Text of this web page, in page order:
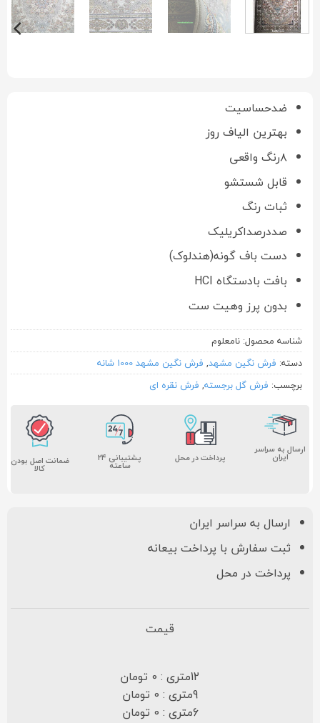
ضدحساسیت
بهترین الیاف روز
۸رنگ واقعی
قابل شستشو
ثبات رنگ
صددرصداکریلیک
دست باف گونه(هندلوک)
بافت بادستگاه HCI
بدون پرز وهیت ست
شناسه محصول: نامعلوم
دسته: فرش نگین مشهد, فرش نگین مشهد 1000 شانه
برچسب: فرش گل برجسته, فرش نقره ای
ارسال به سراسر
ایران پرداخت در محل پشتیبانی ۲۴
ساعته ضمانت اصل بودن
کالا
ارسال به سراسر ایران
ثبت سفارش با پرداخت بیعانه
پرداخت در محل
قیمت
12متری : 0 تومان
9متری : 0 تومان
6متری : 0 تومان